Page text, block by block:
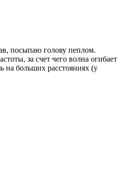
посыпаю голову пеплом.
за счет чего волна огибает
на больших расстояниях (у